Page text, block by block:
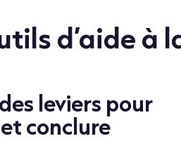
d’aide à
leviers pour
conclure